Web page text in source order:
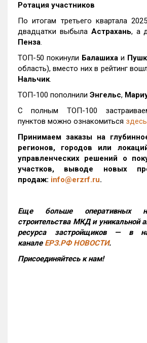
Ротация участников
По итогам третьего квартала
двадцатки выбыла Астрахань, а
Пенза.
ТОП-50 покинули Балашиха и
область), вместо них в рейтинг
Нальчик.
ТОП-100 пополнили Энгельс,
С полным ТОП-100
пунктов можно ознакомиться здесь
Принимаем заказы на
регионов, городов или
управленческих решений о
участков, выводе новых
продаж: info@erzrf.ru.
Еще больше оперативных
строительства МКД и уникальной
ресурса застройщиков — в
канале ЕРЗ.РФ НОВОСТИ.
Присоединяйтесь к нам!